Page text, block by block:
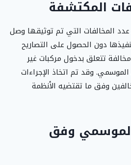
المكتشفة
المخالفات التي تم توثيقها وصل
تنفيذها دون الحصول على التصاريح
المطلوبة، إضافة إلى 11 مخالفة تتعلق بدخول مركبات غير
وقد تم اتخاذ الإجراءات
وفق ما تقتضيه الأنظمة
وفق